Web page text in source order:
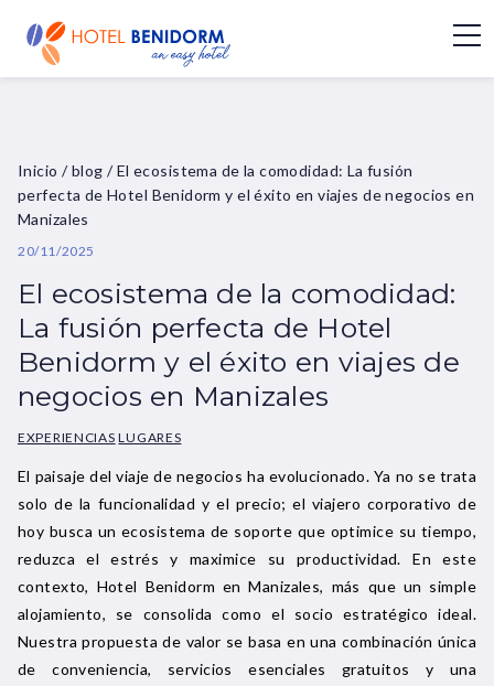
Inicio /blog /El ecosistema de la comodidad: La fusión
perfecta de Hotel Benidorm y el éxito en viajes de negocios en
Manizales
20/11/2025
El ecosistema de la comodidad:
La fusión perfecta de Hotel
Benidorm y el éxito en viajes de
negocios en Manizales
EXPERIENCIAS LUGARES
El paisaje del viaje de negocios ha evolucionado. Ya no se trata
solo de la funcionalidad y el precio; el viajero corporativo de
hoy busca un ecosistema de soporte que optimice su tiempo,
reduzca el estrés y maximice su productividad. En este
contexto, Hotel Benidorm en Manizales, más que un simple
alojamiento, se consolida como el socio estratégico ideal.
Nuestra propuesta de valor se basa en una combinación única
de conveniencia, servicios esenciales gratuitos y una